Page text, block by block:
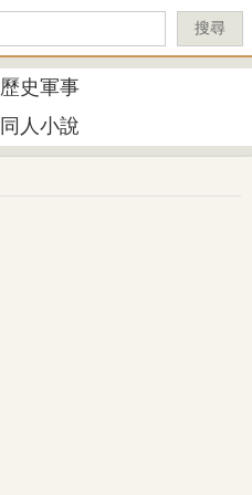
搜尋
歷史軍事
同人小說